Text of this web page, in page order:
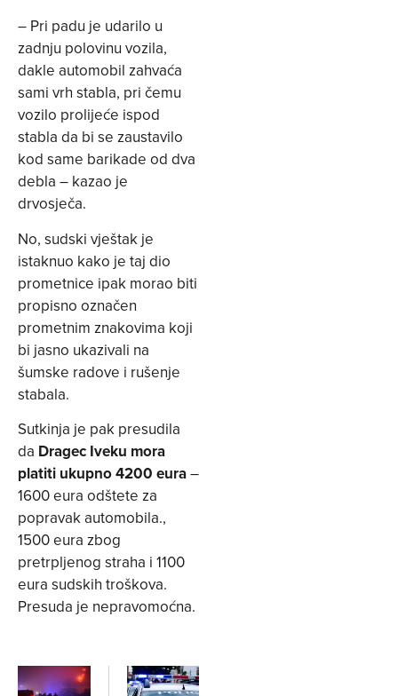
– Pri padu je udarilo u
zadnju polovinu vozila,
dakle automobil zahvaća
sami vrh stabla, pri čemu
vozilo prolijeće ispod
stabla da bi se zaustavilo
kod same barikade od dva
debla – kazao je
drvosječa.
No, sudski vještak je
istaknuo kako je taj dio
prometnice ipak morao biti
propisno označen
prometnim znakovima koji
bi jasno ukazivali na
šumske radove i rušenje
stabala.
Sutkinja je pak presudila
da Dragec Iveku mora
platiti ukupno 4200 eura–
1600 eura odštete za
popravak automobila.,
1500 eura zbog
pretrpljenog straha i 1100
eura sudskih troškova.
Presuda je nepravomoćna.